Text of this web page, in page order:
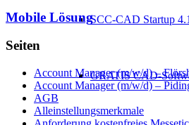
SCC-CAD Startup 4.1
GRATIS CAD-
Mobile Lösung
Seiten
Account Manager (m/w/d) –
Account Manager (m/w/d) –
AGB
Alleinstellungsmerkmale